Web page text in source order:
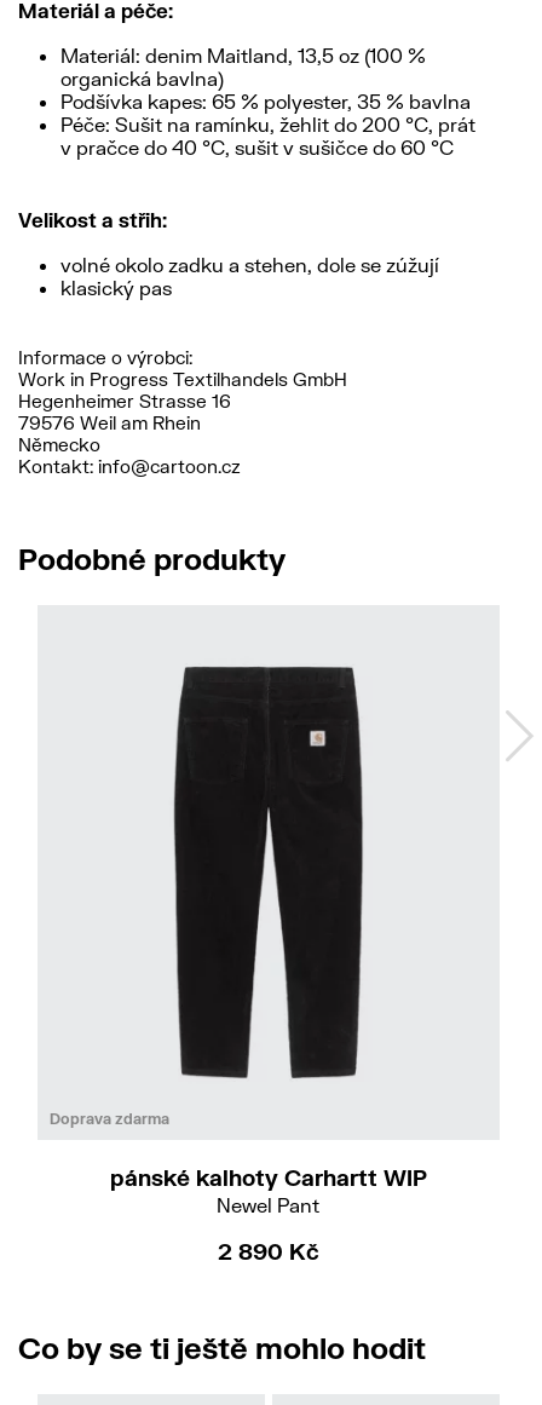
Materiál a péče:
Materiál: denim Maitland, 13,5 oz (100 %
organická bavlna)
Podšívka kapes: 65 % polyester, 35 % bavlna
Péče: Sušit na ramínku, žehlit do 200 °C, prát
v pračce do 40 °C, sušit v sušičce do 60 °C
Velikost a střih:
volné okolo zadku a stehen, dole se zúžují
klasický pas
Informace o výrobci:
Work in Progress Textilhandels GmbH
Hegenheimer Strasse 16
79576 Weil am Rhein
Německo
Kontakt: info@cartoon.cz
Podobné produkty
Doprava zdarma
pánské kalhoty Carhartt WIP
Newel Pant
2 890 Kč
Co by se ti ještě mohlo hodit